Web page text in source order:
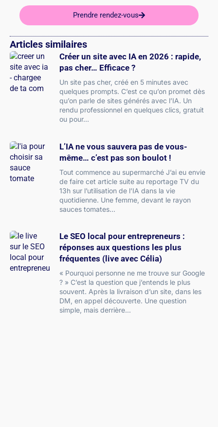
Prendre rendez-vous
Articles similaires
Créer un site avec IA en 2026 : rapide,
pas cher… Efficace ?
Un site pas cher, créé en 5 minutes avec
quelques prompts. C’est ce qu’on promet dès
qu’on parle de sites générés avec l’IA. Un
rendu professionnel en quelques clics, gratuit
ou pour
L’IA ne vous sauvera pas de vous-
même… c’est pas son boulot !
Tout commence au supermarché J’ai eu envie
de faire cet article suite au reportage TV du
13h sur l’utilisation de l’IA dans la vie
quotidienne. Une femme, devant le rayon
sauces tomates
Le SEO local pour entrepreneurs :
réponses aux questions les plus
fréquentes (live avec Célia)
« Pourquoi personne ne me trouve sur Google
? » C’est la question que j’entends le plus
souvent. Après la livraison d’un site, dans les
DM, en appel découverte. Une question
simple, mais derrière